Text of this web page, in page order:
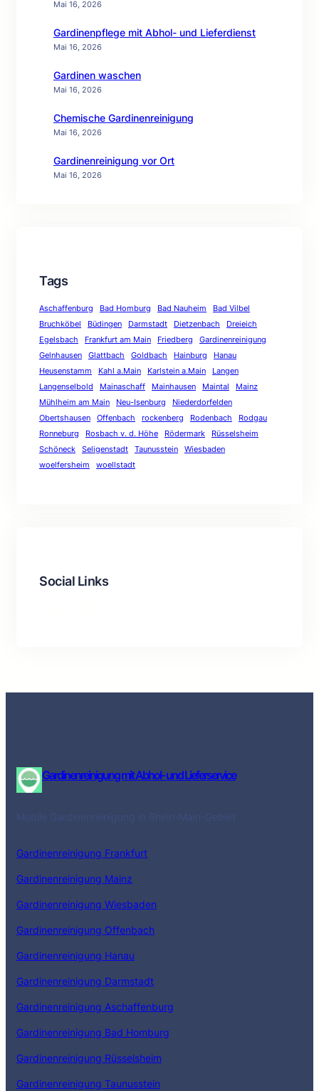
Mai 16, 2026
Gardinenpflege mit Abhol- und Lieferdienst
Mai 16, 2026
Gardinen waschen
Mai 16, 2026
Chemische Gardinenreinigung
Mai 16, 2026
Gardinenreinigung vor Ort
Mai 16, 2026
Tags
Aschaffenburg Bad Homburg Bad Nauheim
Bad Vilbel
Bruchköbel
Büdingen Darmstadt Dietzenbach
Dreieich
Egelsbach
Frankfurt am Main Friedberg
Gardinenreinigung
Gelnhausen
Glattbach Goldbach Hainburg
Hanau
Heusenstamm
Kahl a.Main Karlstein a.Main
Langen
Langenselbold
Mainaschaff Mainhausen Maintal
Mainz
Mühlheim am Main
Neu-Isenburg
Niederdorfelden
Obertshausen
Offenbach rockenberg Rodenbach
Rodgau
Ronneburg
Rosbach v. d. Höhe Rödermark
Rüsselsheim
Schöneck
Seligenstadt Taunusstein
Wiesbaden
woelfersheim
woellstadt
Social Links
Gardinenreinigung mit Abhol- und Lieferservice
Mobile Gardinenreinigung in Rhein-Main-Gebiet
Gardinenreinigung Frankfurt
Gardinenreinigung Mainz
Gardinenreinigung Wiesbaden
Gardinenreinigung Offenbach
Gardinenreinigung Hanau
Gardinenreinigung Darmstadt
Gardinenreinigung Aschaffenburg
Gardinenreinigung Bad Homburg
Gardinenreinigung Rüsselsheim
Gardinenreinigung Taunusstein